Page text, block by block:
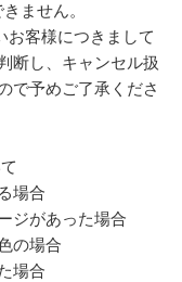
ません。
お客様につきまして
断し、キャンセル扱
で予めご了承くださ
場合
ジがあった場合
の場合
場合